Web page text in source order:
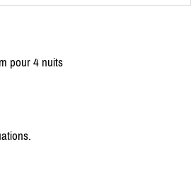
pour 4 nuits